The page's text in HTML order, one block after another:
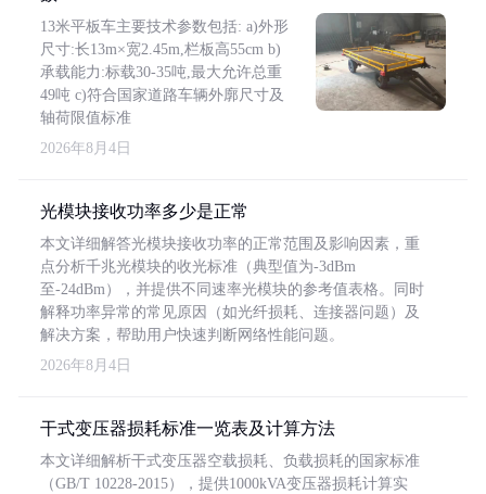
13米平板车主要技术参数包括: a)外形
尺寸:长13m×宽2.45m,栏板高55cm b)
承载能力:标载30-35吨,最大允许总重
49吨 c)符合国家道路车辆外廓尺寸及
轴荷限值标准
2026年8月4日
光模块接收功率多少是正常
本文详细解答光模块接收功率的正常范围及影响因素，重
点分析千兆光模块的收光标准（典型值为-3dBm
至-24dBm），并提供不同速率光模块的参考值表格。同时
解释功率异常的常见原因（如光纤损耗、连接器问题）及
解决方案，帮助用户快速判断网络性能问题。
2026年8月4日
干式变压器损耗标准一览表及计算方法
本文详细解析干式变压器空载损耗、负载损耗的国家标准
（GB/T 10228-2015），提供1000kVA变压器损耗计算实